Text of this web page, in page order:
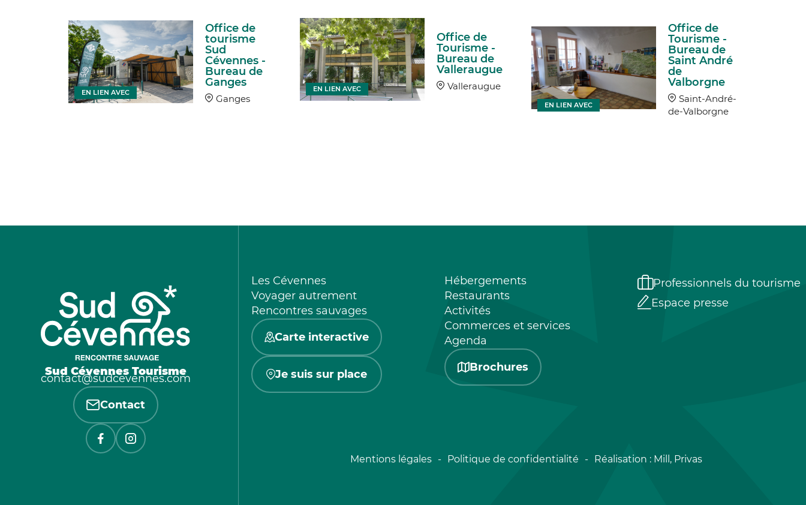
Office de
tourisme
Sud
Cévennes -
Bureau de
Ganges
Ganges
EN LIEN AVEC
Office de
Tourisme -
Bureau de
Valleraugue
Valleraugue
EN LIEN AVEC
Office de
Tourisme -
Bureau de
Saint André
de
Valborgne
Saint-André-
de-Valborgne
EN LIEN AVEC
Sud Cévennes Tourisme
contact@sudcevennes.com
Contact
Les Cévennes
Voyager autrement
Rencontres sauvages
Carte interactive
Je suis sur place
Hébergements
Restaurants
Activités
Commerces et services
Agenda
Brochures
Professionnels du tourisme
Espace presse
Mentions légales Politique de confidentialité Réalisation : Mill, Privas